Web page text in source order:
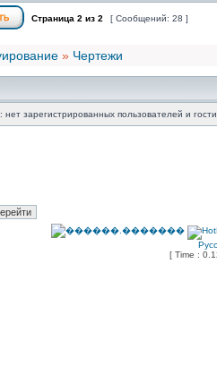
Страница 2 из 2 [ Сообщений: 28 ]
» Чертежи
зарегистрированных пользователей и
[ Time :